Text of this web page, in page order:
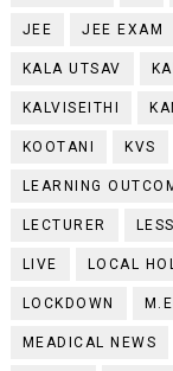
JEE JEE EXAM
KALA UTSAV
KALVISEITHI
KOOTANI KVS
LEARNING
LECTURER
LIVE LOCAL
LOCKDOWN
MEADICAL NEWS